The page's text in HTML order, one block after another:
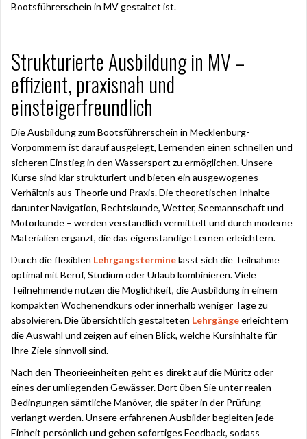
Bootsführerschein in MV gestaltet ist.
Strukturierte Ausbildung in MV –
effizient, praxisnah und
einsteigerfreundlich
Die Ausbildung zum Bootsführerschein in Mecklenburg-
Vorpommern ist darauf ausgelegt, Lernenden einen schnellen und
sicheren Einstieg in den Wassersport zu ermöglichen. Unsere
Kurse sind klar strukturiert und bieten ein ausgewogenes
Verhältnis aus Theorie und Praxis. Die theoretischen Inhalte –
darunter Navigation, Rechtskunde, Wetter, Seemannschaft und
Motorkunde – werden verständlich vermittelt und durch moderne
Materialien ergänzt, die das eigenständige Lernen erleichtern.
Durch die flexiblen Lehrgangsterminelässt sich die Teilnahme
optimal mit Beruf, Studium oder Urlaub kombinieren. Viele
Teilnehmende nutzen die Möglichkeit, die Ausbildung in einem
kompakten Wochenendkurs oder innerhalb weniger Tage zu
absolvieren. Die übersichtlich gestalteten Lehrgängeerleichtern
die Auswahl und zeigen auf einen Blick, welche Kursinhalte für
Ihre Ziele sinnvoll sind.
Nach den Theorieeinheiten geht es direkt auf die Müritz oder
eines der umliegenden Gewässer. Dort üben Sie unter realen
Bedingungen sämtliche Manöver, die später in der Prüfung
verlangt werden. Unsere erfahrenen Ausbilder begleiten jede
Einheit persönlich und geben sofortiges Feedback, sodass